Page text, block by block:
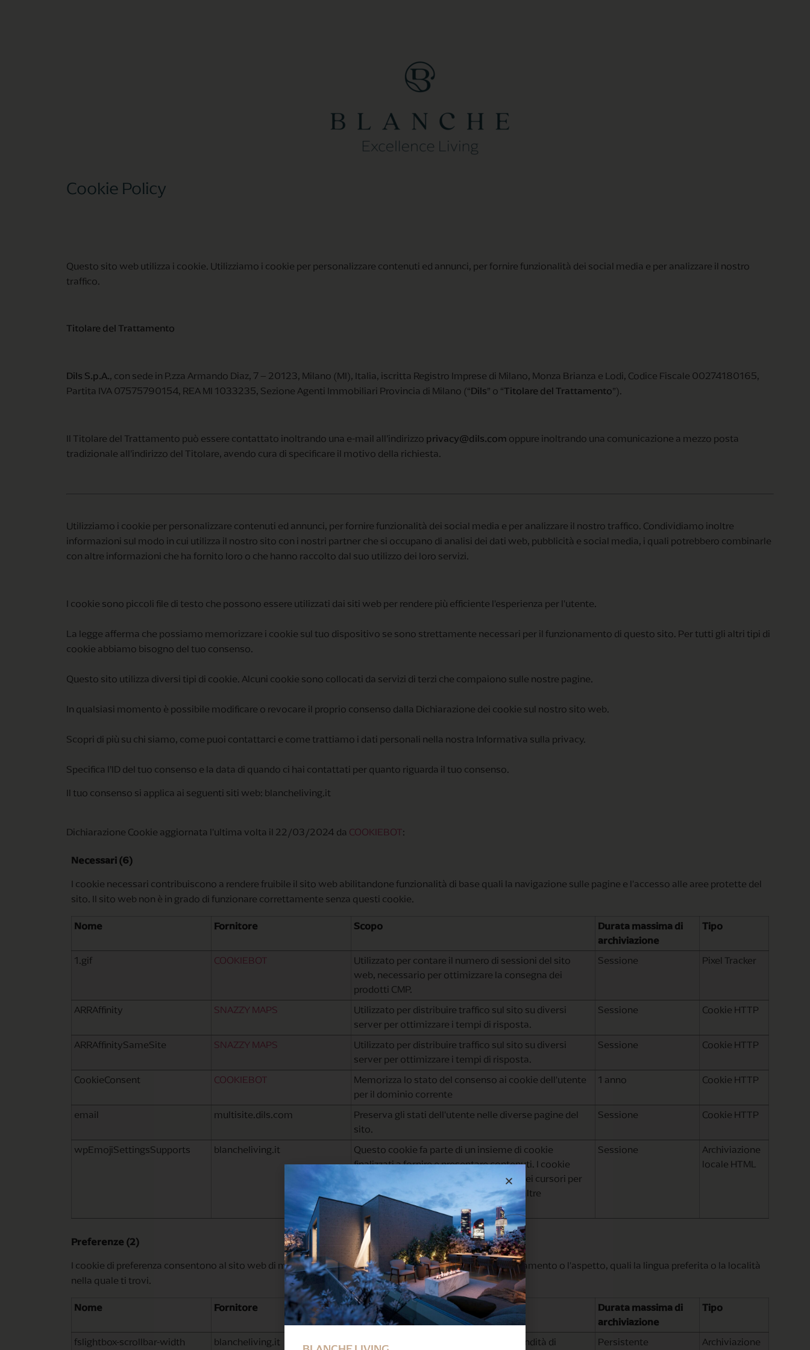
Cookie Policy​
Questo sito web utilizza i cookie. Utilizziamo i cookie per personalizzare contenuti ed annunci, per fornire funzionalità dei social media e per analizzare il nostro
traffico.
Titolare del Trattamento
Dils S.p.A., con sede in P.zza Armando Diaz, 7 – 20123, Milano (MI), Italia, iscritta Registro Imprese di Milano, Monza Brianza e Lodi, Codice Fiscale 00274180165,
Partita IVA 07575790154, REA MI 1033235, Sezione Agenti Immobiliari Provincia di Milano (“Dils” o “Titolare del Trattamento”).
Il Titolare del Trattamento può essere contattato inoltrando una e-mail all’indirizzo privacy@dils.com oppure inoltrando una comunicazione a mezzo posta
tradizionale all’indirizzo del Titolare, avendo cura di specificare il motivo della richiesta.
Utilizziamo i cookie per personalizzare contenuti ed annunci, per fornire funzionalità dei social media e per analizzare il nostro traffico. Condividiamo inoltre
informazioni sul modo in cui utilizza il nostro sito con i nostri partner che si occupano di analisi dei dati web, pubblicità e social media, i quali potrebbero combinarle
con altre informazioni che ha fornito loro o che hanno raccolto dal suo utilizzo dei loro servizi.
I cookie sono piccoli file di testo che possono essere utilizzati dai siti web per rendere più efficiente l'esperienza per l'utente.
La legge afferma che possiamo memorizzare i cookie sul tuo dispositivo se sono strettamente necessari per il funzionamento di questo sito. Per tutti gli altri tipi di
cookie abbiamo bisogno del tuo consenso.
Questo sito utilizza diversi tipi di cookie. Alcuni cookie sono collocati da servizi di terzi che compaiono sulle nostre pagine.
In qualsiasi momento è possibile modificare o revocare il proprio consenso dalla Dichiarazione dei cookie sul nostro sito web.
Scopri di più su chi siamo, come puoi contattarci e come trattiamo i dati personali nella nostra Informativa sulla privacy.
Specifica l’ID del tuo consenso e la data di quando ci hai contattati per quanto riguarda il tuo consenso.
Il tuo consenso si applica ai seguenti siti web: blancheliving.it
Dichiarazione Cookie aggiornata l'ultima volta il 22/03/2024 da COOKIEBOT:
Necessari (6)
I cookie necessari contribuiscono a rendere fruibile il sito web abilitandone funzionalità di base quali la navigazione sulle pagine e l'accesso alle aree protette del
sito. Il sito web non è in grado di funzionare correttamente senza questi cookie.
Nome Fornitore Scopo
Durata massima di
archiviazione
Tipo
1.gif COOKIEBOT
Utilizzato per contare il numero di sessioni del sito
web, necessario per ottimizzare la consegna dei
prodotti CMP.
Sessione Pixel Tracker
ARRAffinity SNAZZY MAPS
Utilizzato per distribuire traffico sul sito su diversi
server per ottimizzare i tempi di risposta.
Sessione Cookie HTTP
ARRAffinitySameSite SNAZZY MAPS
Utilizzato per distribuire traffico sul sito su diversi
server per ottimizzare i tempi di risposta.
Sessione Cookie HTTP
CookieConsent COOKIEBOT
Memorizza lo stato del consenso ai cookie dell'utente
per il dominio corrente
1 anno Cookie HTTP
email multisite.dils.com
Preserva gli stati dell'utente nelle diverse pagine del
sito.
Sessione Cookie HTTP
wpEmojiSettingsSupports blancheliving.it
Questo cookie fa parte di un insieme di cookie
finalizzati a fornire e presentare contenuti. I cookie
mantengono il corretto stato dei font, dei cursori per
blog/immagini, dei temi cromatici e di altre
impostazioni del sito.
Sessione
Archiviazione
locale HTML
Preferenze (2)
I cookie di preferenza consentono al sito web di memorizzare informazioni che ne influenzano il comportamento o l'aspetto, quali la lingua preferita o la località
nella quale ti trovi.
Nome Fornitore Scopo
Durata massima di
archiviazione
Tipo
fslightbox-scrollbar-width blancheliving.it
Percepisce se il rilevamento della profondità di
Persistente
Archiviazione